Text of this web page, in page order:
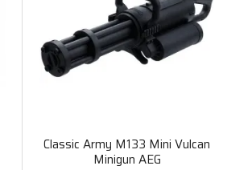
Classic Army M133 Mini Vulcan
Minigun AEG